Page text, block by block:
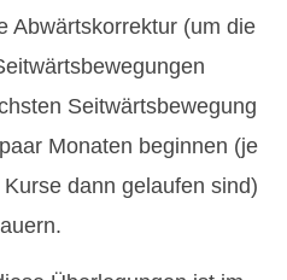
Abwärtskorrektur (um die
Seitwärtsbewegung
Monaten beginnen (je
dann gelaufen sind)